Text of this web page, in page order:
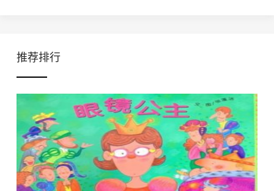
推荐排行